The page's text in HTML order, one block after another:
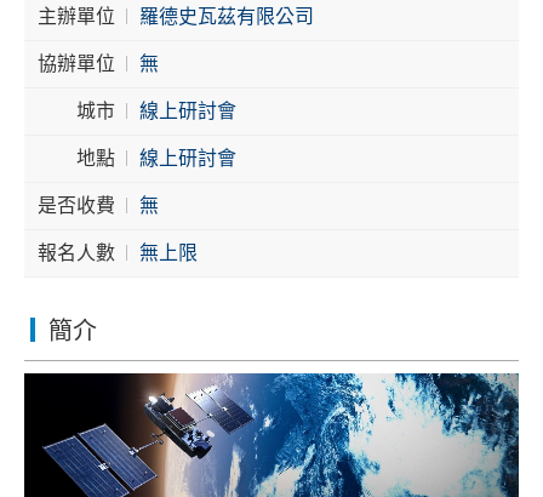
主辦單位
羅德史瓦茲有限公司
協辦單位
無
城市
線上研討會
地點
線上研討會
是否收費
無
報名人數
無上限
簡介